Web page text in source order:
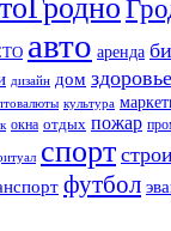
авто аренда
дизайн дом здоровье
культура
окна отдых пожар
спорт
футбол